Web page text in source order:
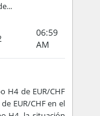
06:59
AM
H4 de EUR/CHF
EUR/CHF en el